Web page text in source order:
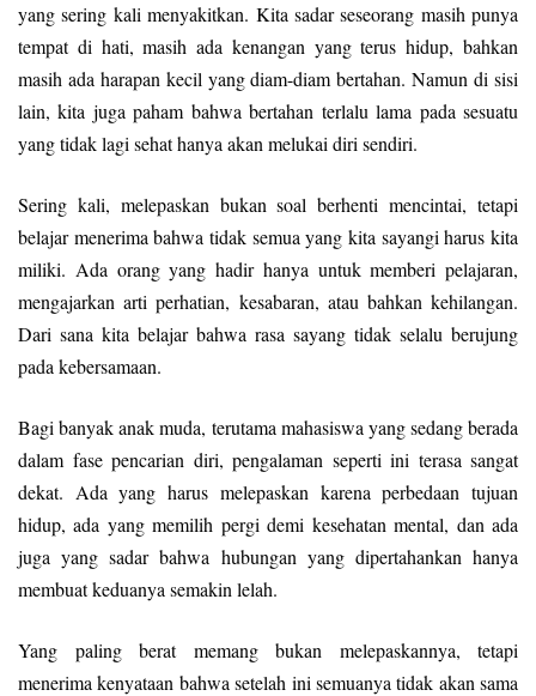
yang sering kali menyakitkan. Kita sadar seseorang masih punya
tempat di hati, masih ada kenangan yang terus hidup, bahkan
masih ada harapan kecil yang diam-diam bertahan. Namun di sisi
lain, kita juga paham bahwa bertahan terlalu lama pada sesuatu
yang tidak lagi sehat hanya akan melukai diri sendiri.
Sering kali, melepaskan bukan soal berhenti mencintai, tetapi
belajar menerima bahwa tidak semua yang kita sayangi harus kita
miliki. Ada orang yang hadir hanya untuk memberi pelajaran,
mengajarkan arti perhatian, kesabaran, atau bahkan kehilangan.
Dari sana kita belajar bahwa rasa sayang tidak selalu berujung
pada kebersamaan.
Bagi banyak anak muda, terutama mahasiswa yang sedang berada
dalam fase pencarian diri, pengalaman seperti ini terasa sangat
dekat. Ada yang harus melepaskan karena perbedaan tujuan
hidup, ada yang memilih pergi demi kesehatan mental, dan ada
juga yang sadar bahwa hubungan yang dipertahankan hanya
membuat keduanya semakin lelah.
Yang paling berat memang bukan melepaskannya, tetapi
menerima kenyataan bahwa setelah ini semuanya tidak akan sama